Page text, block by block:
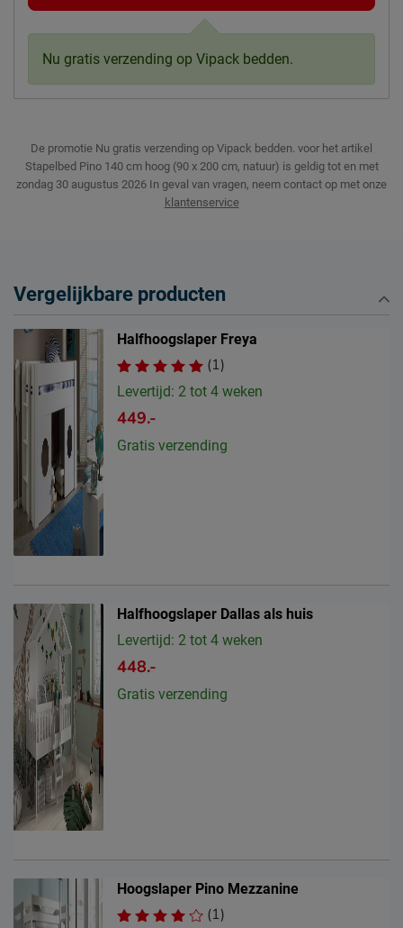
Nu gratis verzending op Vipack bedden.
De promotie Nu gratis verzending op Vipack bedden. voor het artikel
Stapelbed Pino 140 cm hoog (90 x 200 cm, natuur) is geldig tot en met
zondag 30 augustus 2026 In geval van vragen, neem contact op met onze
klantenservice
Vergelijkbare producten
Halfhoogslaper Freya
(1)
Levertijd: 2 tot 4 weken
449.-
Gratis verzending
Halfhoogslaper Dallas als huis
Levertijd: 2 tot 4 weken
448.-
Gratis verzending
Hoogslaper Pino Mezzanine
(1)